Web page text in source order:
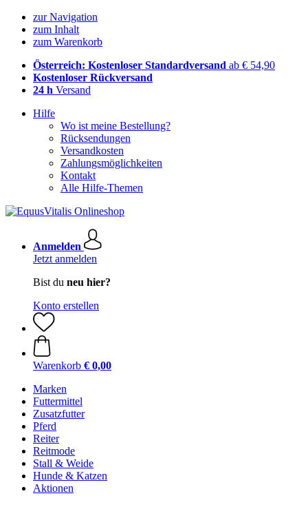
zur Navigation
zum Inhalt
zum Warenkorb
Österreich: Kostenloser Standardversand ab € 54,90
Kostenloser Rückversand
24 h Versand
Hilfe
Wo ist meine Bestellung?
Rücksendungen
Versandkosten
Zahlungsmöglichkeiten
Kontakt
Alle Hilfe-Themen
Anmelden
Jetzt anmelden
Bist du neu hier?
Konto erstellen
Warenkorb € 0,00
Marken
Futtermittel
Zusatzfutter
Pferd
Reiter
Reitmode
Stall & Weide
Hunde & Katzen
Aktionen